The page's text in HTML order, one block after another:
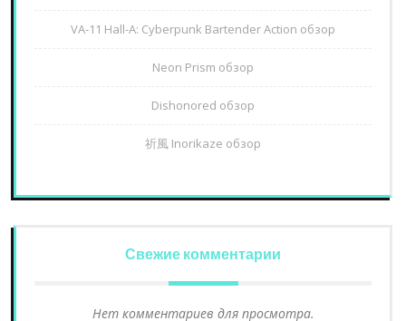
VA-11 Hall-A: Cyberpunk Bartender Action обзор
Neon Prism обзор
Dishonored обзор
祈風 Inorikaze обзор
Свежие комментарии
Нет комментариев для просмотра.